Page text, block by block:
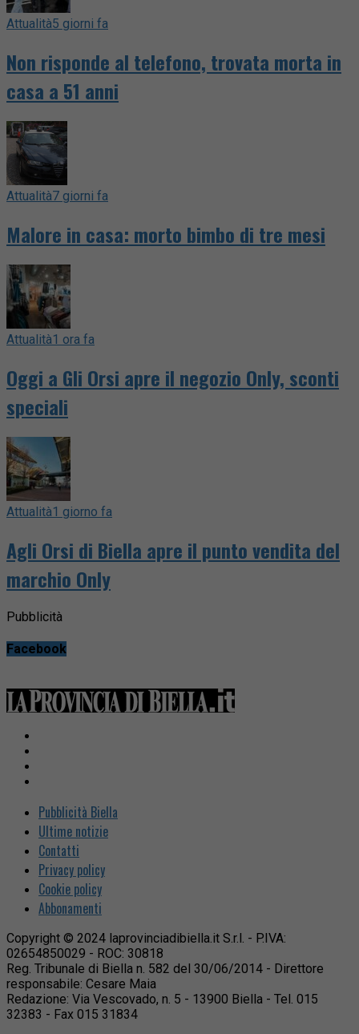
Attualità5 giorni fa
Non risponde al telefono, trovata morta in
casa a 51 anni
Attualità7 giorni fa
Malore in casa: morto bimbo di tre mesi
Attualità1 ora fa
Oggi a Gli Orsi apre il negozio Only, sconti
speciali
Attualità1 giorno fa
Agli Orsi di Biella apre il punto vendita del
marchio Only
Pubblicità
Facebook
Pubblicità Biella
Ultime notizie
Contatti
Privacy policy
Cookie policy
Abbonamenti
Copyright © 2024 laprovinciadibiella.it S.r.l. - P.IVA:
02654850029 - ROC: 30818
Reg. Tribunale di Biella n. 582 del 30/06/2014 - Direttore
responsabile: Cesare Maia
Redazione: Via Vescovado, n. 5 - 13900 Biella - Tel. 015
32383 - Fax 015 31834